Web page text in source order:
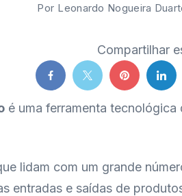
Por Leonardo Nogueira
Compartilhar
é uma ferramenta
lidam com um grande
entradas e saídas de